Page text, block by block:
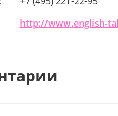
http://www.english-